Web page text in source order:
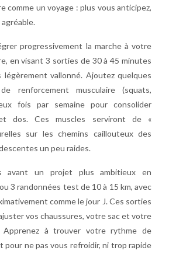
comme un voyage : plus vous anticipez,
progressivement la marche à votre
en visant 3 sorties de 30 à 45 minutes
vallonné. Ajoutez quelques
renforcement musculaire (squats,
fois par semaine pour consolider
dos. Ces muscles serviront de «
sur les chemins caillouteux des
un peu raides.
avant un projet plus ambitieux en
3 randonnées test de 10 à 15 km, avec
comme le jour J. Ces sorties
vos chaussures, votre sac et votre
Apprenez à trouver votre rythme de
pour ne pas vous refroidir, ni trop rapide